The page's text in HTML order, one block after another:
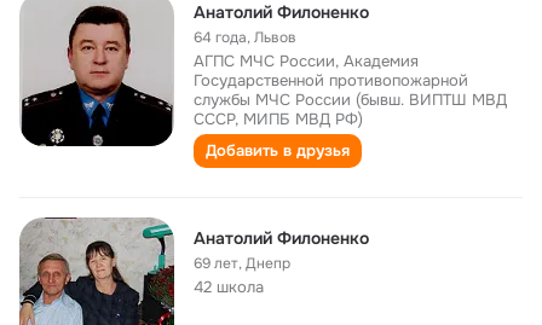
Анатолий Филоненко
64 года,Львов
АГПС МЧС России, Академия
Государственной противопожарной
службы МЧС России (бывш. ВИПТШ МВД
СССР, МИПБ МВД РФ)
Добавить в друзья
Анатолий Филоненко
69 лет,Днепр
42 школа